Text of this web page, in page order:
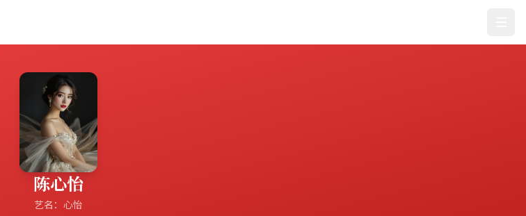
陈心怡
艺名：心怡